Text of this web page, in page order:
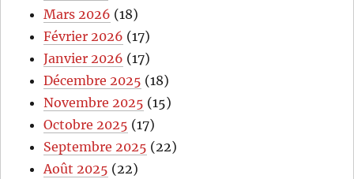
Mars 2026 (18)
Février 2026 (17)
Janvier 2026 (17)
Décembre 2025 (18)
Novembre 2025 (15)
Octobre 2025 (17)
Septembre 2025 (22)
Août 2025 (22)